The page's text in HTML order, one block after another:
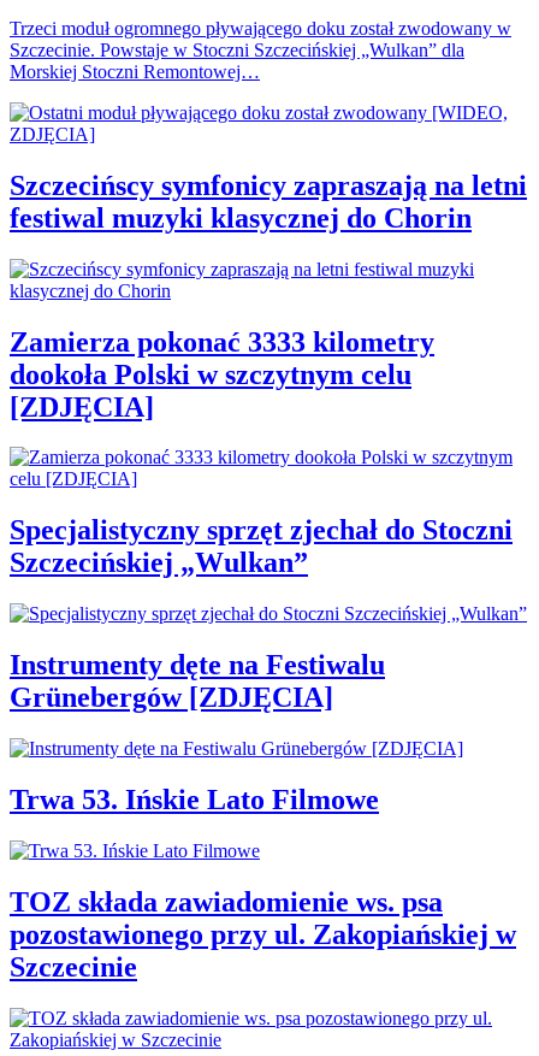
Trzeci moduł ogromnego pływającego doku został zwodowany w
Szczecinie. Powstaje w Stoczni Szczecińskiej „Wulkan” dla
Morskiej Stoczni Remontowej…
Szczecińscy symfonicy zapraszają na letni
festiwal muzyki klasycznej do Chorin
Zamierza pokonać 3333 kilometry
dookoła Polski w szczytnym celu
[ZDJĘCIA]
Specjalistyczny sprzęt zjechał do Stoczni
Szczecińskiej „Wulkan”
Instrumenty dęte na Festiwalu
Grünebergów [ZDJĘCIA]
Trwa 53. Ińskie Lato Filmowe
TOZ składa zawiadomienie ws. psa
pozostawionego przy ul. Zakopiańskiej w
Szczecinie